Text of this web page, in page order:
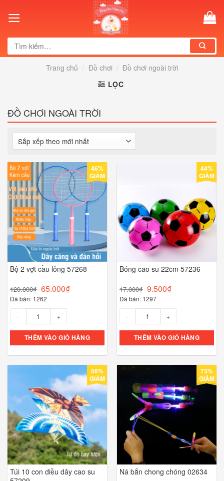
Tìm
kiếm:
Trang chủ / Đồ chơi / Đồ chơi ngoài trời
LỌC
ĐỒ CHƠI NGOÀI TRỜI
46%
GIẢM
Bộ 2 vợt cầu lông 57268
120.000₫ 65.000₫
Đã bán: 1262
THÊM VÀO GIỎ HÀNG
44%
GIẢM
Bóng cao su 22cm 57236
17.000₫ 9.500₫
Đã bán: 1297
THÊM VÀO GIỎ HÀNG
56%
GIẢM
Túi 10 con diều dây cao su
73%
GIẢM
Ná bắn chong chóng 02634